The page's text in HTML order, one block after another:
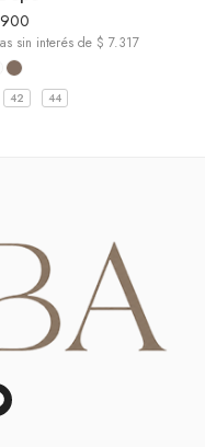
sin interés de $ 7.317
42 44